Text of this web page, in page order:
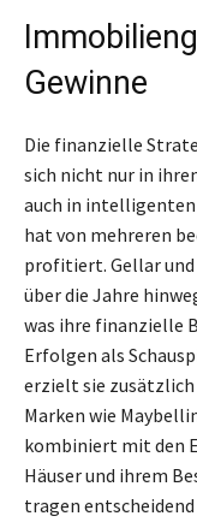
Gewinne
Die finanzielle
sich nicht nur in
auch in
hat von mehreren
profitiert. Gellar und
über die Jahre
was ihre finanzielle
Erfolgen als
erzielt sie
Marken wie
kombiniert mit den
Häuser und ihrem
tragen